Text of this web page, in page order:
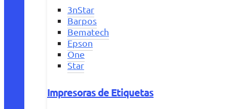
3nStar
Barpos
Bematech
Epson
One
Star
Impresoras de Etiquetas